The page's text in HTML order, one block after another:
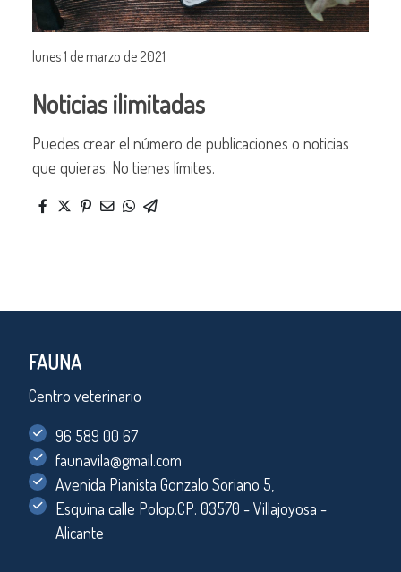
lunes 1 de marzo de 2021
Noticias ilimitadas
Puedes crear el número de publicaciones o noticias
que quieras. No tienes límites.
FAUNA
Centro veterinario
96 589 00 67
faunavila@gmail.com
Avenida Pianista Gonzalo Soriano 5,
Esquina calle Polop.CP: 03570 - Villajoyosa -
Alicante